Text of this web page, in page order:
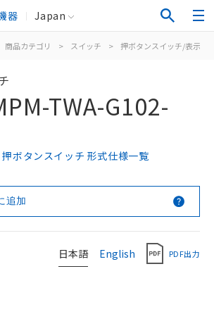
器 Japan
商品カテゴリ > スイッチ > 押ボタンスイッチ/表示灯
TWA-G102-
ボタンスイッチ 形式仕様一覧
追加
日本語 English PDF出力